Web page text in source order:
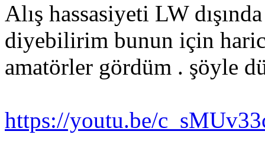
Alış hassasiyeti LW
diyebilirim bunun için
amatörler gördüm . şöyle
https://youtu.be/